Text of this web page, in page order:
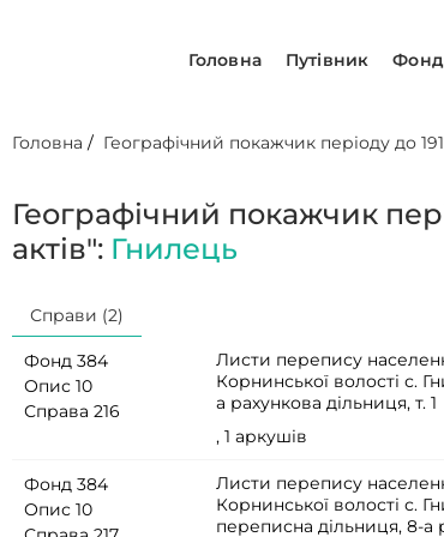
Головна Путівник
Головна / Географічний покажчик періоду до
Географічний покажчик
актів": Гнилець
Справи (2)
Фонд 384
Опис 10
Справа 216
Листи перепису
Корнинської волості с.
а рахункова дільниця, т. 1
, 1 аркушів
Фонд 384
Опис 10
Листи перепису
Корнинської волості с.
переписна дільниця, 8-а